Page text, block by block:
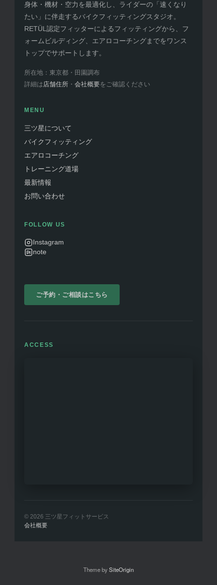
身体・機材・空力を最適化し、ライダーの「速くなり
たい」に伴走するバイクフィッティングスタジオ。
RETÜL認定フィッターによるフィッティングから、フ
ォームビルディング、エアロコーチングまでをワンス
トップでサポートします。
所在地：東京都・田園調布
詳細は 店舗住所 ・ 会社概要をご確認ください
MENU
三ツ星について
バイクフィッティング
エアロコーチング
トレーニング道場
最新情報
お問い合わせ
FOLLOW US
Instagram
note
ご予約・ご相談はこちら
ACCESS
© 2026 三ツ星フィットサービス
会社概要
Theme bySiteOrigin